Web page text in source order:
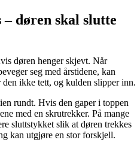
– døren skal slutte
døren henger skjevt. Når
seg med årstidene, kan
ikke tett, og kulden slipper inn.
rundt. Hvis den gaper i toppen
med en skrutrekker. På mange
sluttstykket slik at døren trekkes
kan utgjøre en stor forskjell.